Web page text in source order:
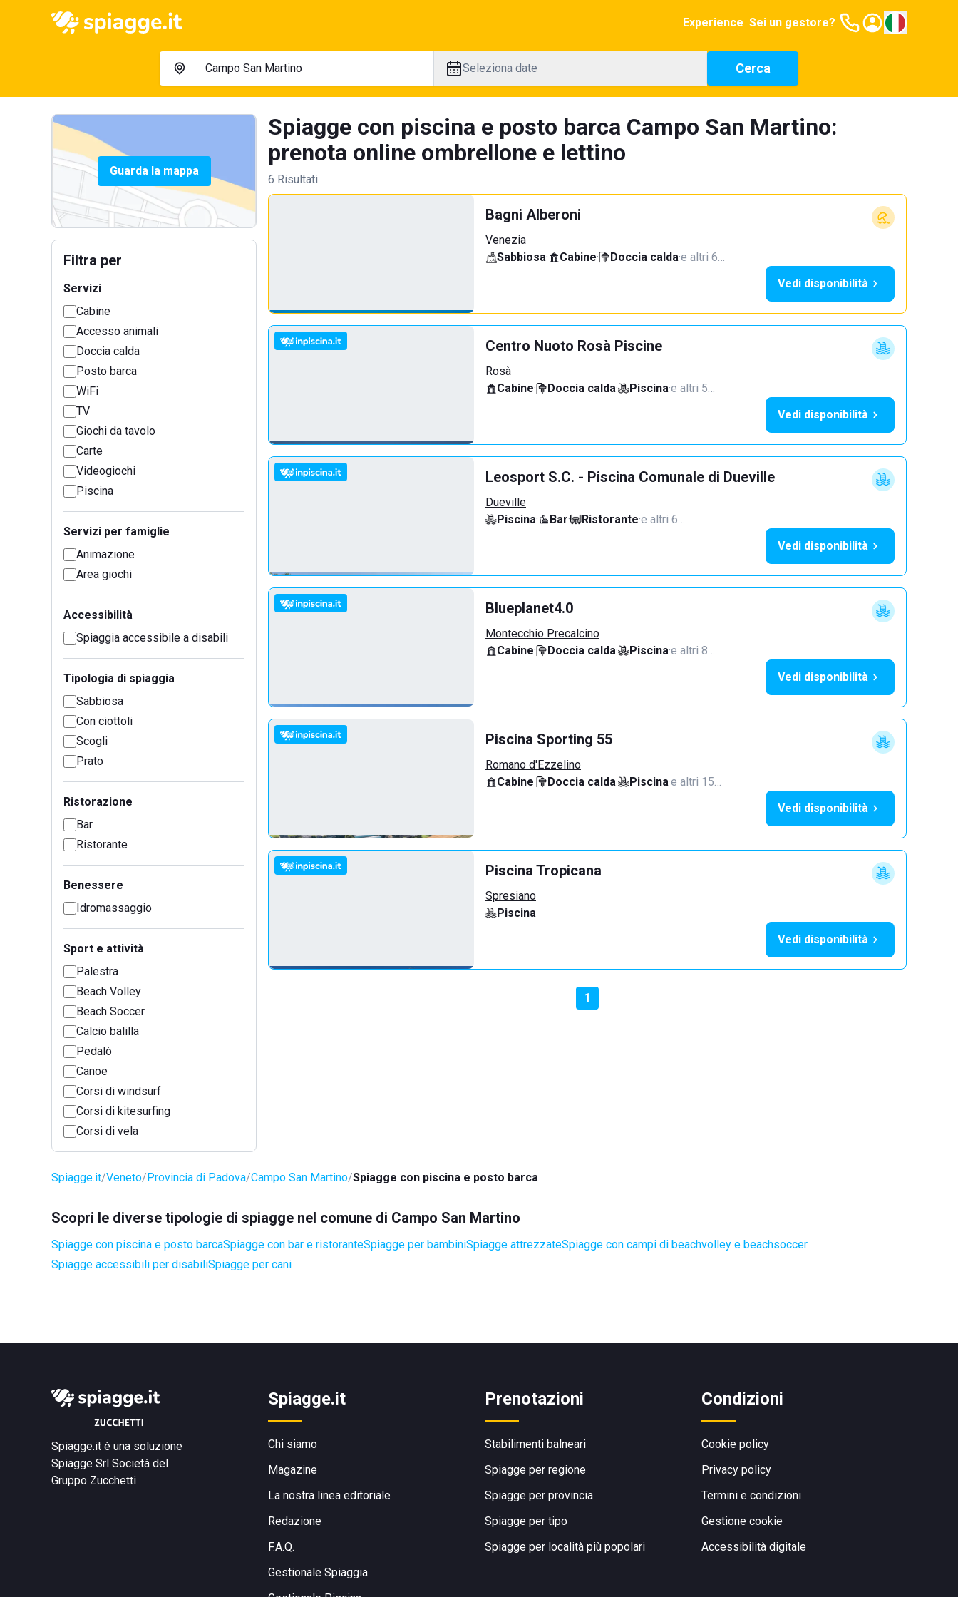
Experience Sei un gestore?
Seleziona date Cerca
Guarda la mappa
Filtra per
Servizi
Cabine
Accesso animali
Doccia calda
Posto barca
WiFi
TV
Giochi da tavolo
Carte
Videogiochi
Piscina
Servizi per famiglie
Animazione
Area giochi
Accessibilità
Spiaggia accessibile a disabili
Tipologia di spiaggia
Sabbiosa
Con ciottoli
Scogli
Prato
Ristorazione
Bar
Ristorante
Benessere
Idromassaggio
Sport e attività
Palestra
Beach Volley
Beach Soccer
Calcio balilla
Pedalò
Canoe
Corsi di windsurf
Corsi di kitesurfing
Corsi di vela
Spiagge con piscina e posto barca Campo San Martino:
prenota online ombrellone e lettino
6 Risultati
Bagni Alberoni
Venezia
Sabbiosa· Cabine· Doccia calda·e altri 6…
Vedi disponibilità
Centro Nuoto Rosà Piscine
Rosà
Cabine· Doccia calda· Piscina·e altri 5…
Vedi disponibilità
Leosport S.C. - Piscina Comunale di Dueville
Dueville
Piscina· Bar· Ristorante·e altri 6…
Vedi disponibilità
Blueplanet4.0
Montecchio Precalcino
Cabine· Doccia calda· Piscina·e altri 8…
Vedi disponibilità
Piscina Sporting 55
Romano d'Ezzelino
Cabine· Doccia calda· Piscina·e altri 15…
Vedi disponibilità
Piscina Tropicana
Spresiano
Piscina
Vedi disponibilità
1
Spiagge.it Veneto Provincia di Padova Campo San Martino Spiagge con piscina e posto barca
Scopri le diverse tipologie di spiagge nel comune di Campo San Martino
Spiagge con piscina e posto barcaSpiagge con bar e ristoranteSpiagge per bambiniSpiagge attrezzateSpiagge con campi di beachvolley e beachsoccer
Spiagge accessibili per disabiliSpiagge per cani
Spiagge.it è una soluzione
Spiagge Srl Società del
Gruppo Zucchetti
Spiagge.it
Chi siamo
Magazine
La nostra linea editoriale
Redazione
F.A.Q.
Gestionale Spiaggia
Prenotazioni
Stabilimenti balneari
Spiagge per regione
Spiagge per provincia
Spiagge per tipo
Spiagge per località più popolari
Condizioni
Cookie policy
Privacy policy
Termini e condizioni
Gestione cookie
Accessibilità digitale